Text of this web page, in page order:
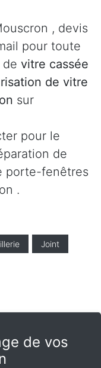
, devis
pour toute
de vitre cassée
de vitre
sur
pour le
de
porte-fenêtres
.
Joint
de vos